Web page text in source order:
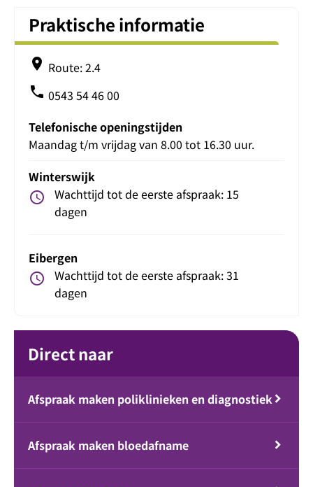
Praktische informatie
place Route: 2.4
phone 0543 54 46 00
Telefonische openingstijden
Maandag t/m vrijdag van 8.00 tot 16.30 uur.
Winterswijk
schedule
Wachttijd tot de eerste afspraak: 15
dagen
Eibergen
schedule
Wachttijd tot de eerste afspraak: 31
dagen
Direct naar
Afspraak maken poliklinieken en diagnostiek
Afspraak maken bloedafname